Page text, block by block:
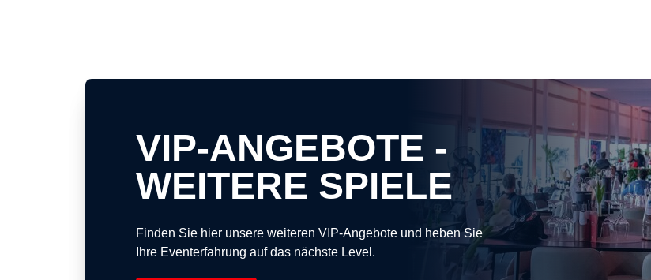
VIP-ANGEBOTE -
WEITERE SPIELE
Finden Sie hier unsere weiteren VIP-Angebote und heben Sie
Ihre Eventerfahrung auf das nächste Level.